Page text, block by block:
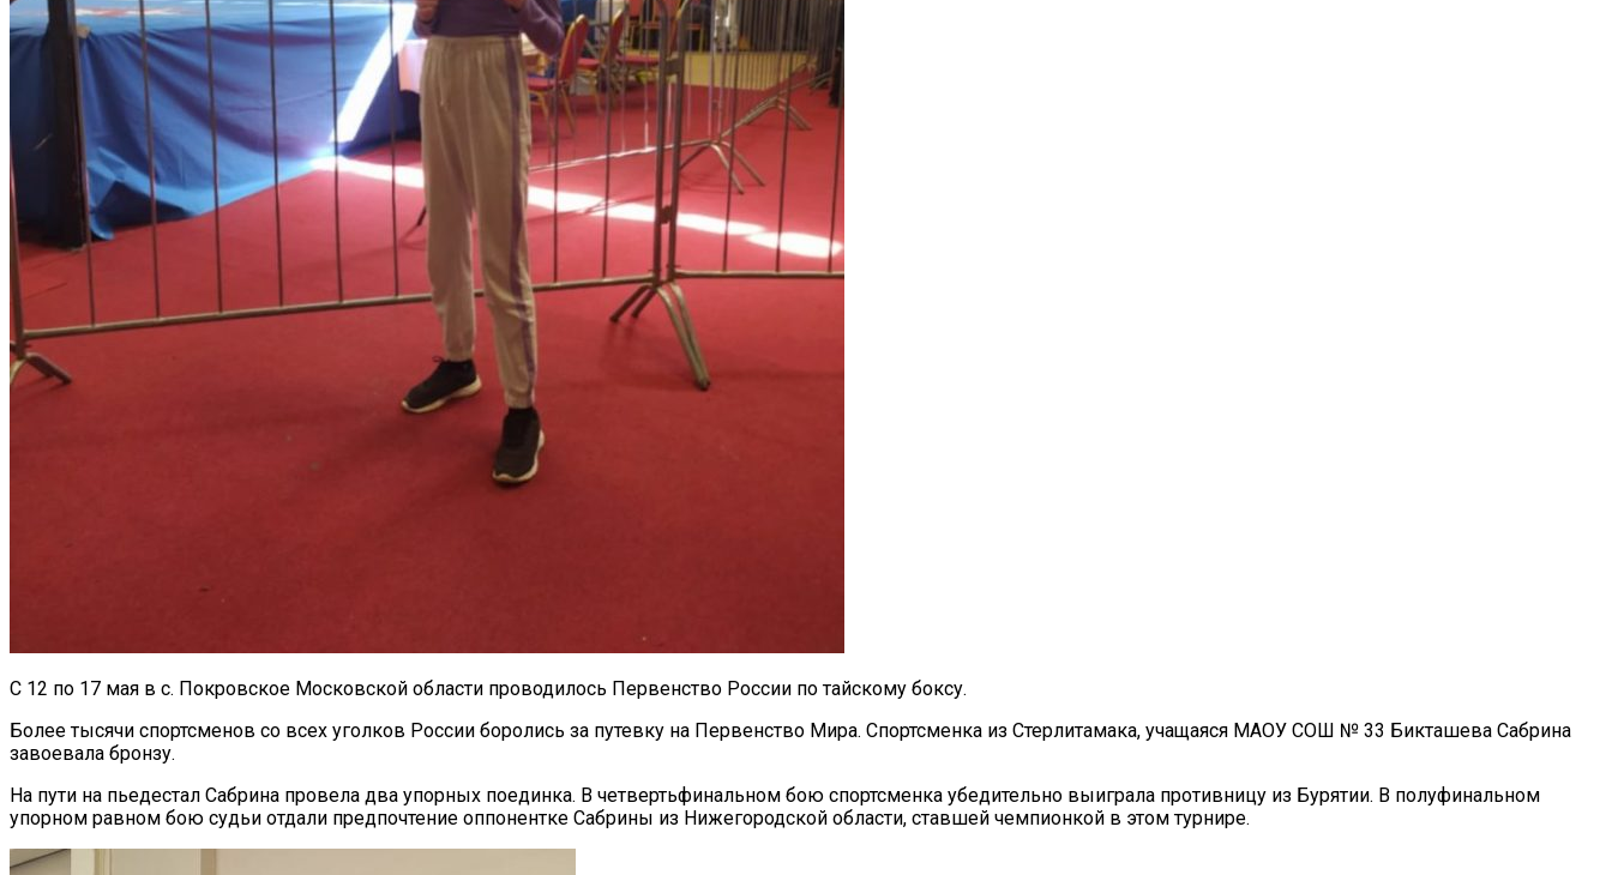
С 12 по 17 мая в с. Покровское Московской области проводилось Первенство России по тайскому боксу.
Более тысячи спортсменов со всех уголков России боролись за путевку на Первенство Мира. Спортсменка из Стерлитамака, учащаяся МАОУ СОШ № 33 Бикташева Сабрина
завоевала бронзу.
На пути на пьедестал Сабрина провела два упорных поединка. В четвертьфинальном бою спортсменка убедительно выиграла противницу из Бурятии. В полуфинальном
упорном равном бою судьи отдали предпочтение оппонентке Сабрины из Нижегородской области, ставшей чемпионкой в этом турнире.